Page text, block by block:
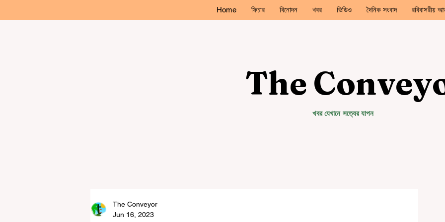
Home ফিচার বিনোদন খবর ভিডিও দৈনিক সংবাদ রবিবাসরীয়
The
খবর যেখানে সত্যের যাপন
The Conveyor
Jun 16, 2023